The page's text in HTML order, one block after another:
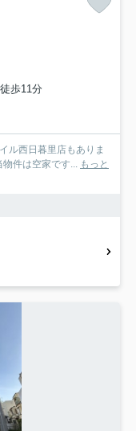
歩11分
ル西日暮里店もありま
件は空家です... もっと